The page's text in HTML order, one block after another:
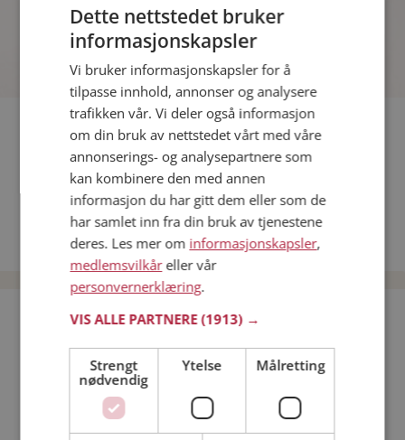
Fler single
Flere singlemenn fra Oslo:Martin ,Mikkel
Kvinner fra Oslo
Date kvinner i Norge
Date menn i Norge
Bli medlem gratis!
Jeg er en: Kvinne
Min alder:
Dette nettstedet bruker
informasjonskapsler
Vi bruker informasjonskapsler for å
tilpasse innhold, annonser og analysere
trafikken vår. Vi deler også informasjon
om din bruk av nettstedet vårt med våre
annonserings- og analysepartnere som
kan kombinere den med annen
informasjon du har gitt dem eller som de
har samlet inn fra din bruk av tjenestene
deres. Les mer om informasjonskapsler,
medlemsvilkåreller vår
personvernerklæring.
VIS ALLE PARTNERE(1913) →
Strengt
nødvendig
Ytelse Målretting